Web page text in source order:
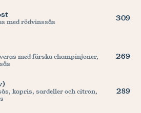
med rödvinssås 309
med färska champinjoner,
269
kapris, sardeller och citron,
289